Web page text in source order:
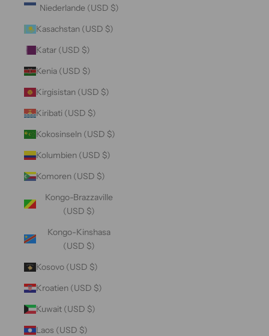
Niederlande (USD $)
Kasachstan (USD $)
Katar (USD $)
Kenia (USD $)
Kirgisistan (USD $)
Kiribati (USD $)
Kokosinseln (USD $)
Kolumbien (USD $)
Komoren (USD $)
Kongo-Brazzaville
(USD $)
Kongo-Kinshasa
(USD $)
Kosovo (USD $)
Kroatien (USD $)
Kuwait (USD $)
Laos (USD $)